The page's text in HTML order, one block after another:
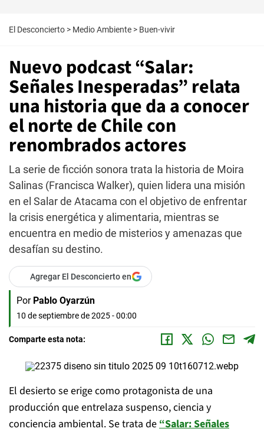
El Desconcierto > Medio Ambiente > Buen-vivir
Nuevo podcast “Salar:
Señales Inesperadas” relata
una historia que da a conocer
el norte de Chile con
renombrados actores
La serie de ficción sonora trata la historia de Moira
Salinas (Francisca Walker), quien lidera una misión
en el Salar de Atacama con el objetivo de enfrentar
la crisis energética y alimentaria, mientras se
encuentra en medio de misterios y amenazas que
desafían su destino.
Agregar El Desconcierto en
Por Pablo Oyarzún
10 de septiembre de 2025 - 00:00
Comparte esta nota:
El desierto se erige como protagonista de una
producción que entrelaza suspenso, ciencia y
conciencia ambiental. Se trata de“Salar: Señales